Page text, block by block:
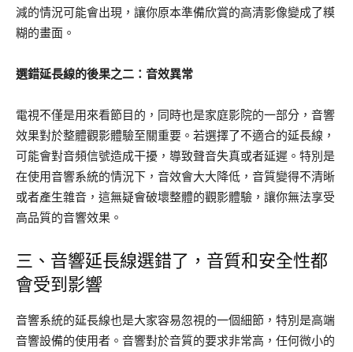
減的情況可能會出現，讓你原本準備欣賞的高清影像變成了糢
糊的畫面。
選錯延長線的後果之二：音效異常
電視不僅是用來看節目的，同時也是家庭影院的一部分，音響
效果對於整體觀影體驗至關重要。若選擇了不適合的延長線，
可能會對音頻信號造成干擾，導致聲音失真或者延遲。特別是
在使用音響系統的情況下，音效會大大降低，音質變得不清晰
或者產生雜音，這無疑會破壞整體的觀影體驗，讓你無法享受
高品質的音響效果。
三、音響延長線選錯了，音質和安全性都
會受到影響
音響系統的延長線也是大家容易忽視的一個細節，特別是高端
音響設備的使用者。音響對於音質的要求非常高，任何微小的